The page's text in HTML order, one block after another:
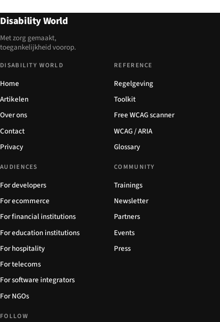
Disability World
Met zorg gemaakt,
toegankelijkheid voorop.
DISABILITY WORLD
Home
Artikelen
Over ons
Contact
Privacy
REFERENCE
Regelgeving
Toolkit
Free WCAG scanner
WCAG / ARIA
Glossary
AUDIENCES
For developers
For ecommerce
For financial institutions
For education institutions
For hospitality
For telecoms
For software integrators
For NGOs
COMMUNITY
Trainings
Newsletter
Partners
Events
Press
FOLLOW